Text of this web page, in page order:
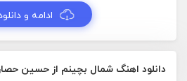
ادامه و
دانلود اهنگ شمال بچینم از حسین